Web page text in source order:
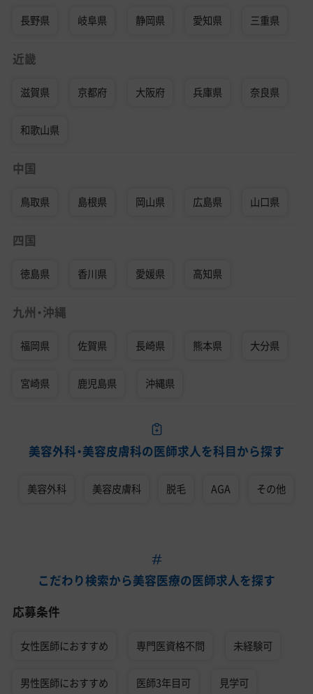
長野県 岐阜県 静岡県 愛知県 三重県
近畿
滋賀県 京都府 大阪府 兵庫県 奈良県
和歌山県
中国
鳥取県 島根県 岡山県 広島県 山口県
四国
徳島県 香川県 愛媛県 高知県
九州・沖縄
福岡県 佐賀県 長崎県 熊本県 大分県
宮崎県 鹿児島県 沖縄県
美容外科・美容皮膚科の医師求人を科目から探す
美容外科 美容皮膚科 脱毛 AGA その他
こだわり検索から美容医療の医師求人を探す
応募条件
女性医師におすすめ 専門医資格不問 未経験可
男性医師におすすめ 医師3年目可 見学可